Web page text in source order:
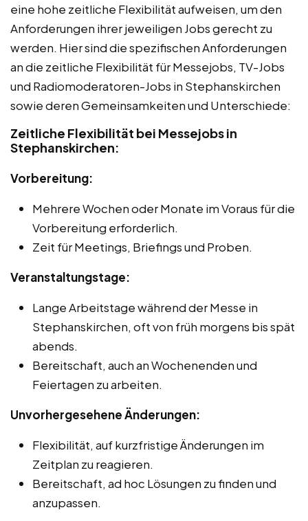
eine hohe zeitliche Flexibilität aufweisen, um den
Anforderungen ihrer jeweiligen Jobs gerecht zu
werden. Hier sind die spezifischen Anforderungen
an die zeitliche Flexibilität für Messejobs, TV-Jobs
und Radiomoderatoren-Jobs in Stephanskirchen
sowie deren Gemeinsamkeiten und Unterschiede:
Zeitliche Flexibilität bei Messejobs in
Stephanskirchen:
Vorbereitung:
Mehrere Wochen oder Monate im Voraus für die
Vorbereitung erforderlich.
Zeit für Meetings, Briefings und Proben.
Veranstaltungstage:
Lange Arbeitstage während der Messe in
Stephanskirchen, oft von früh morgens bis spät
abends.
Bereitschaft, auch an Wochenenden und
Feiertagen zu arbeiten.
Unvorhergesehene Änderungen:
Flexibilität, auf kurzfristige Änderungen im
Zeitplan zu reagieren.
Bereitschaft, ad hoc Lösungen zu finden und
anzupassen.